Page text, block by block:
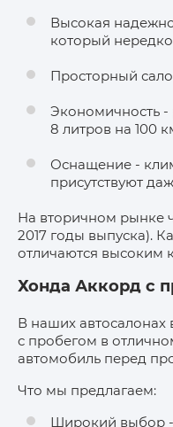
Высокая
который
Просторный
Экономичность -
8 литров на 100
Оснащение -
присутствуют
На вторичном рынке
2017 годы выпуска).
отличаются высоким
Хонда Аккорд с
В наших
с пробегом в
автомобиль перед
Что мы предлагаем:
Широкий выбор -